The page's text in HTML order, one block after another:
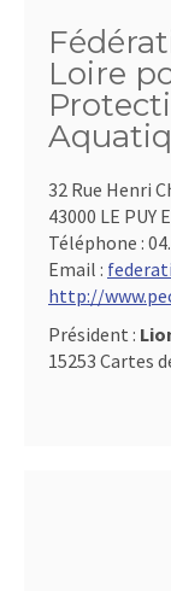
Loire
32 Rue Henri
43000 LE PUY
Téléphone :
Email :
http://
Président :
15253 Cartes